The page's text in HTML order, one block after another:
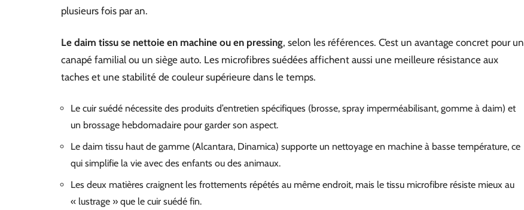
plusieurs fois par an.
Le daim tissu se nettoie en machine ou en pressing, selon les références. C’est un avantage concret pour un
canapé familial ou un siège auto. Les microfibres suédées affichent aussi une meilleure résistance aux
taches et une stabilité de couleur supérieure dans le temps.
Le cuir suédé nécessite des produits d’entretien spécifiques (brosse, spray imperméabilisant, gomme à daim) et
un brossage hebdomadaire pour garder son aspect.
Le daim tissu haut de gamme (Alcantara, Dinamica) supporte un nettoyage en machine à basse température, ce
qui simplifie la vie avec des enfants ou des animaux.
Les deux matières craignent les frottements répétés au même endroit, mais le tissu microfibre résiste mieux au
« lustrage » que le cuir suédé fin.